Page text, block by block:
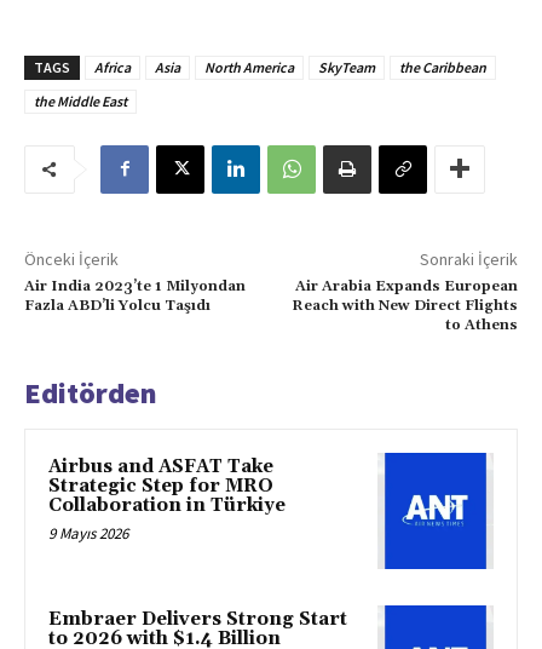
TAGS Africa Asia North America SkyTeam
the Caribbean
the Middle East
Önceki İçerik
Air India 2023’te 1 Milyondan
Fazla ABD’li Yolcu Taşıdı
Sonraki İçerik
Air Arabia Expands European
Reach with New Direct Flights
to Athens
Editörden
Airbus and ASFAT Take
Strategic Step for MRO
Collaboration in Türkiye
9 Mayıs 2026
Embraer Delivers Strong Start
to 2026 with $1.4 Billion